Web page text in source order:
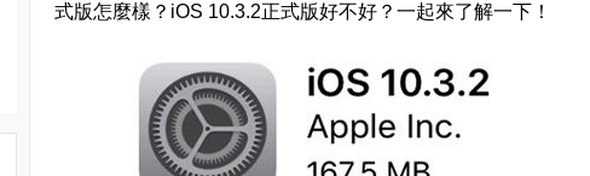
式版怎麼樣？iOS 10.3.2正式版好不好？一起來了解一下！